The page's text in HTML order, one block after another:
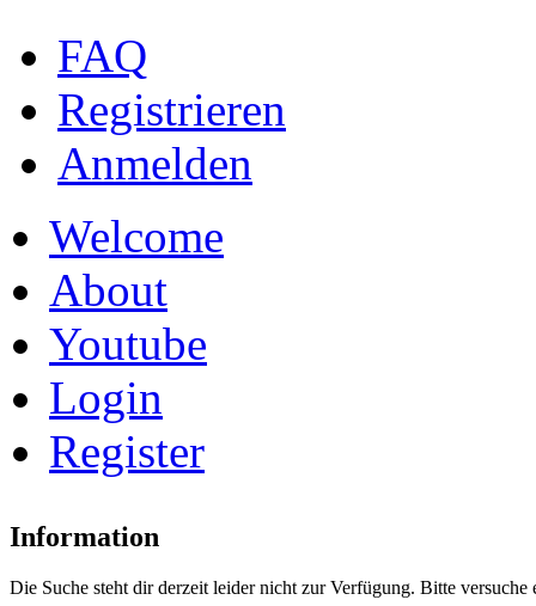
FAQ
Registrieren
Anmelden
Welcome
About
Youtube
Login
Register
Information
Die Suche steht dir derzeit leider nicht zur Verfügung. Bitte versuche